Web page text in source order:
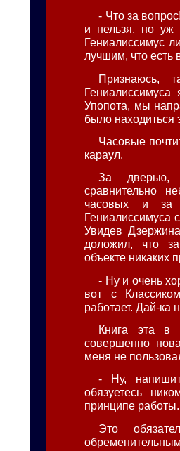
- Что за
и нельзя, но уж
Гениалиссимус
лучшим, что есть
Признаюсь,
Упопота, мы
было находиться
Часовые
караул.
За дверью,
сравнительно
часовых и за
Гениалиссимуса
Увидев
доложил, что
объекте никаких
- Ну и очень
вот с
работает. Дай-ка
Книга эта в
совершенно
меня не
- Ну,
обязуетесь
принципе работы.
Это